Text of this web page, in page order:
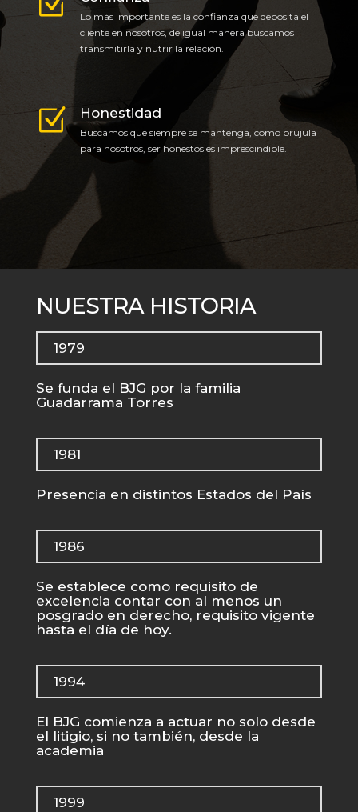
Lo más importante es la confianza que deposita el
cliente en nosotros, de igual manera buscamos
transmitirla y nutrir la relación.
Honestidad
Buscamos que siempre se mantenga, como brújula
para nosotros, ser honestos es imprescindible.
NUESTRA HISTORIA
1979
Se funda el BJG por la familia
Guadarrama Torres
1981
Presencia en distintos Estados del País
1986
Se establece como requisito de
excelencia contar con al menos un
posgrado en derecho, requisito vigente
hasta el día de hoy.
1994
El BJG comienza a actuar no solo desde
el litigio, si no también, desde la
academia
1999